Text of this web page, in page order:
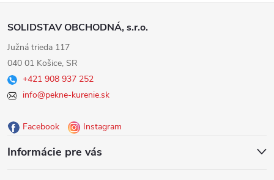
Z
á
p
ä
SOLIDSTAV OBCHODNÁ, s.r.o.
Južná trieda 117
040 01 Košice, SR
+421 908 937 252
info@pekne-kurenie.sk
Facebook Instagram
Informácie pre vás